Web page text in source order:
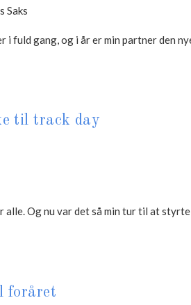
Saks
fuld gang, og i år er min partner den
til track day
alle. Og nu var det så min tur til at
foråret